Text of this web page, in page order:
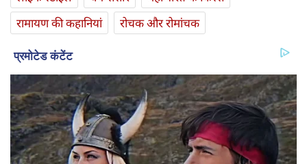
रामायण की कहानियां
रोचक और रोमांचक